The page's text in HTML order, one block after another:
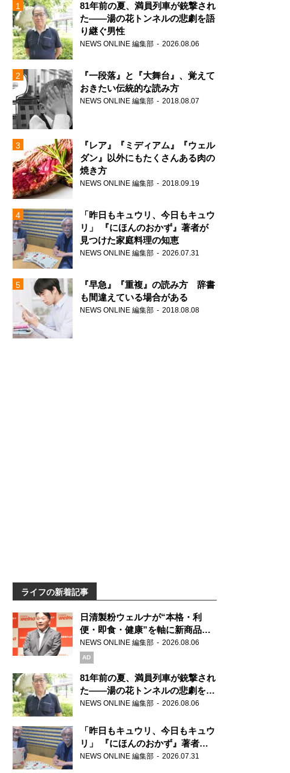
81年前の夏、満員列車が銃撃され
た――湯の花トンネルの悲劇を語
り継ぐ男性
NEWS ONLINE 編集部 2026.08.06
『一段落』と『大舞台』、覚えて
おきたい伝統的な読み方
NEWS ONLINE 編集部 2018.08.07
『レア』『ミディアム』『ウェル
ダン』以外にもたくさんある肉の
焼き方
NEWS ONLINE 編集部 2018.09.19
「昨日もキュウリ、今日もキュウ
リ」 『にほんのおかず』著者が
見つけた家庭料理の知恵
NEWS ONLINE 編集部 2026.07.31
『早急』『重複』の読み方 辞書
も間違えている場合がある
NEWS ONLINE 編集部 2018.08.08
ライフの新着記事
日清製粉ウェルナが“本格・利
便・即食・健康”を軸に新商品を
展開 「マ・マー」「青の洞窟」
ブランドを強化
NEWS ONLINE 編集部 2026.08.06
AD
81年前の夏、満員列車が銃撃され
た――湯の花トンネルの悲劇を語
り継ぐ男性
NEWS ONLINE 編集部 2026.08.06
「昨日もキュウリ、今日もキュウ
リ」 『にほんのおかず』著者が
見つけた家庭料理の知恵
NEWS ONLINE 編集部 2026.07.31